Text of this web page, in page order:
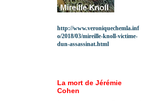
http://www.veroniquechemla.inf
o/2018/03/mireille-knoll-victime-
dun-assassinat.html
La mort de Jérémie
Cohen